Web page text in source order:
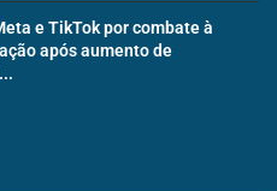
e TikTok por combate à
após aumento de